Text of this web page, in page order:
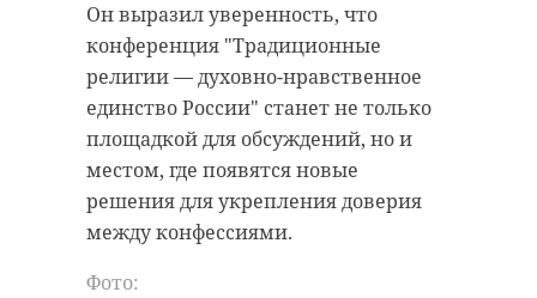
Он выразил уверенность, что
конференция "Традиционные
религии — духовно-нравственное
единство России" станет не только
площадкой для обсуждений, но и
местом, где появятся новые
решения для укрепления доверия
между конфессиями.
Фото: